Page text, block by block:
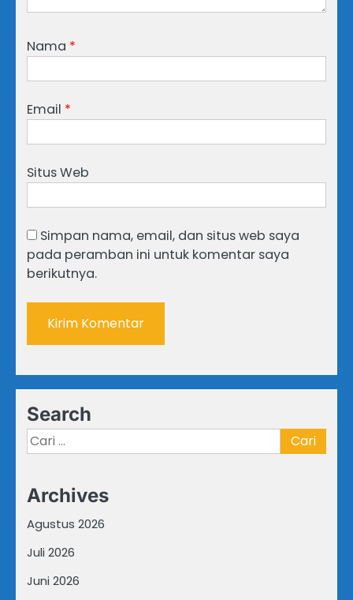
Nama *
Email *
Situs Web
Simpan nama, email, dan situs web saya
pada peramban ini untuk komentar saya
berikutnya.
Search
Cari
untuk:
Archives
Agustus 2026
Juli 2026
Juni 2026